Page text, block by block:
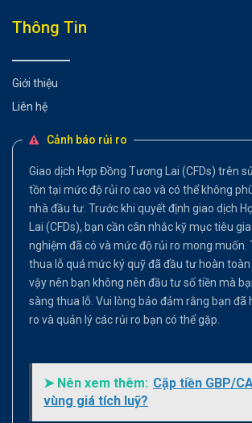
Thông Tin
Giới thiệu
Liên hệ
Cảnh báo rủi ro
Giao dịch Hợp Đồng Tương Lai (CFDs) trên
tồn tại mức độ rủi ro cao và có thể không
nhà đầu tư. Trước khi quyết định giao dịch
Lai (CFDs), bạn cần cân nhắc kỹ mục tiêu
nghiệm đã có và mức độ rủi ro mong muốn.
thua lỗ quá mức ký quỹ đã đầu tư hoàn toàn
vậy nên bạn không nên đầu tư số tiền mà
sàng thua lỗ. Vui lòng bảo đảm rằng bạn đã
ro và quản lý các rủi ro bạn có thể gặp.
➤ Nên xem thêm: Cặp tiền GBP/
vùng giá tích luỹ?